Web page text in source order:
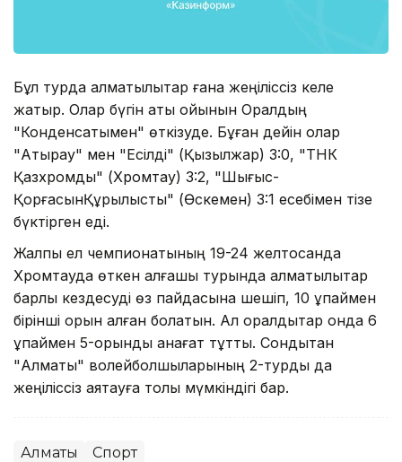
Бұл турда алматылықтар ғана жеңіліссіз келе
жатыр. Олар бүгін ақтық ойынын Оралдың
"Конденсатымен" өткізуде. Бұған дейін олар
"Атырау" мен "Есілді" (Қызылжар) 3:0, "ТНК
Қазхромды" (Хромтау) 3:2, "Шығыс-
ҚорғасынҚұрылысты" (Өскемен) 3:1 есебімен тізе
бүктірген еді.
Жалпы ел чемпионатының 19-24 желтоқсанда
Хромтауда өткен алғашқы турында алматылықтар
барлық кездесуді өз пайдасына шешіп, 10 ұпаймен
бірінші орын алған болатын. Ал оралдықтар онда 6
ұпаймен 5-орынды қанағат тұтты. Сондықтан
"Алматы" волейболшыларының 2-турды да
жеңіліссіз аяқтауға толық мүмкіндігі бар.
Алматы Спорт